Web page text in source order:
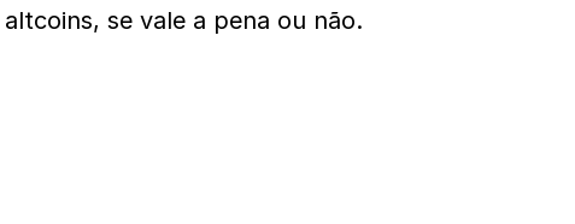
se vale a pena ou não.